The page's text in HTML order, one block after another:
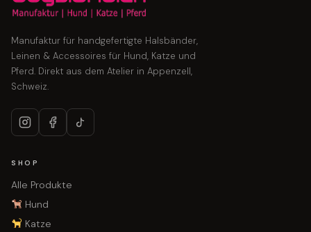
Manufaktur für handgefertigte Halsbänder,
Leinen & Accessoires für Hund, Katze und
Pferd. Direkt aus dem Atelier in Appenzell,
Schweiz.
SHOP
Alle Produkte
Hund
Katze